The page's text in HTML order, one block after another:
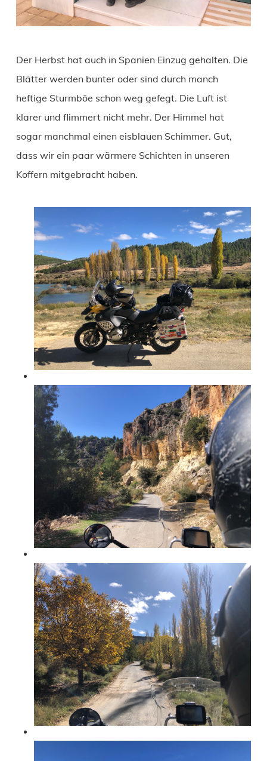
Der Herbst hat auch in Spanien Einzug gehalten. Die
Blätter werden bunter oder sind durch manch
heftige Sturmböe schon weg gefegt. Die Luft ist
klarer und flimmert nicht mehr. Der Himmel hat
sogar manchmal einen eisblauen Schimmer. Gut,
dass wir ein paar wärmere Schichten in unseren
Koffern mitgebracht haben.